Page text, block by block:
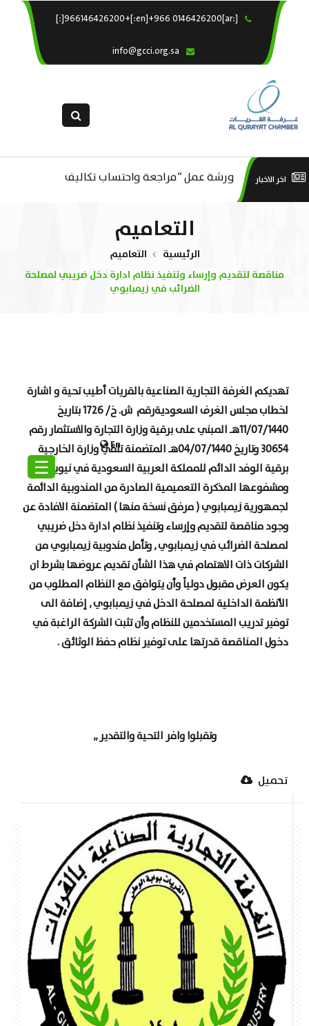
[:ar]966146426200+[:en]+966 0146426200[:]
En
☰
×
خدماتنا
التقديم الالكترونى
اخر الاخبار
ورشة عمل “مراجعة واحتساب تكاليف
لقطاع الترفيه – الثقافة – السياحة”
التعاميم
الرئيسية
التعاميم
مناقصة لتقديم وإرساء وتنفيذ نظام ادارة دخل ضريبي لمصلحة
الضرائب في زيمبابوي
تهديكم الغرفة التجارية الصناعية بالقريات أطيب تحية و اشارة
لخطاب مجلس الغرف السعودية
رقم ش. خ/ 1726 بتاريخ
11/07/1440هـ المبني على برقية وزارة التجارة والاستثمار رقم
30654 وتاريخ 04/07/1440هـ المتضمنة تلقي وزارة الخارجية
برقية الوفد الدائم للمملكة العربية السعودية في نيويورك
ومشفوعها المذكرة التعميمية الصادرة من المندوبية الدائمة
لجمهورية زيمبابوي ( مرفق نسخة منها ) المتضمنة الافادة عن
وجود مناقصة لتقديم وإرساء وتنفيذ نظام ادارة دخل ضريبي
لمصلحة الضرائب في زيمبابوي , وتأمل مندوبية زيمبابوي من
الشركات ذات الاهتمام في هذا الشأن تقديم عروضها بشرط ان
يكون العرض مقبول دولياً وأن يتوافق مع النظام المطلوب من
الأنظمة الداخلية لمصلحة الدخل في زيمبابوي , إضافة الى
توفير تدريب المستخدمين للنظام وأن تثبت الشركة الراغبة في
دخول المناقصة قدرتها على توفير نظام حفظ الوثائق .
وتقبلوا وافر التحية والتقدير ,,
تحميل